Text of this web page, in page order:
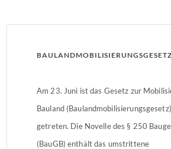
Am 23. Juni ist das Gesetz zur
Bauland
getreten. Die Novelle des § 250
(BauGB) enthält das umstrittene